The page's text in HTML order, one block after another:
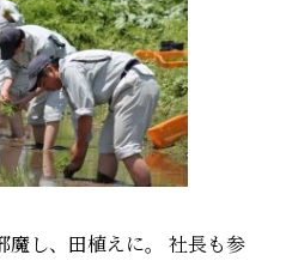
し、田植えに。
社長も参